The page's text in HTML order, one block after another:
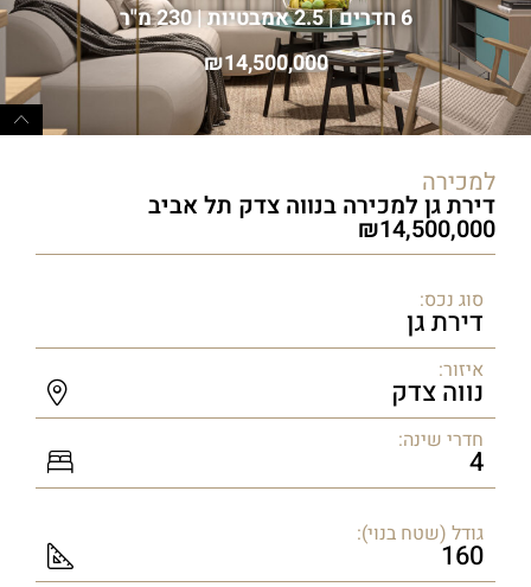
6 חדרים | 2.5 אמבטיות | 230 מ"ר
14,500,000
למכירה
דירת גן למכירה בנווה צדק תל אביב
14,500,000
סוג נכס:
דירת גן
איזור:
נווה צדק
חדרי שינה:
4
גודל (שטח בנוי):
160